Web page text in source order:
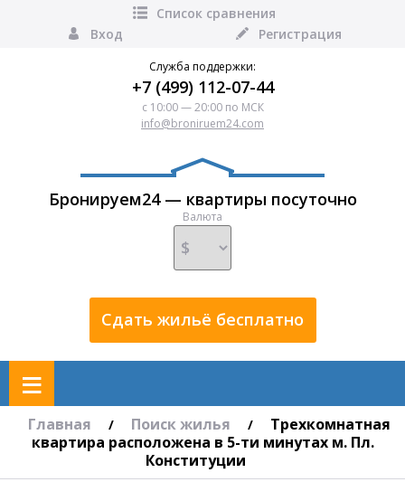
Список сравнения
Вход
Регистрация
Служба поддержки:
+7 (499) 112-07-44
с 10:00 — 20:00 по МСК
info@broniruem24.com
Бронируем24 — квартиры посуточно
Валюта
Сдать жильё бесплатно
≡
Главная / Поиск жилья /
Трехкомнатная
квартира расположена в 5-ти минутах м. Пл.
Конституции